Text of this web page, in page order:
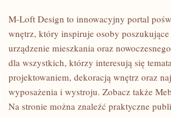
TRENDY
M-Loft Design to innowacyjny portal
wnętrz, który inspiruje osoby
urządzenie mieszkania oraz
dla wszystkich, którzy interesują się
projektowaniem, dekoracją wnętrz oraz
wyposażenia i wystroju. Zobacz także
Na stronie można znaleźć praktyczne